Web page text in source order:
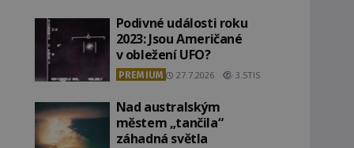
Podivné události roku
2023: Jsou Američané
v obležení UFO?
PREMIUM 27.7.2026 3.5TIS
Nad australským
městem „tančila“
záhadná světla